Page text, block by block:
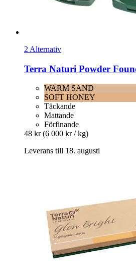
2 Alternativ
Terra Naturi Powder
WARM SAND
SOFT HONEY
Täckande
Mattande
Förfinande
48 kr (6 000 kr / kg)
Leverans till 18. augusti